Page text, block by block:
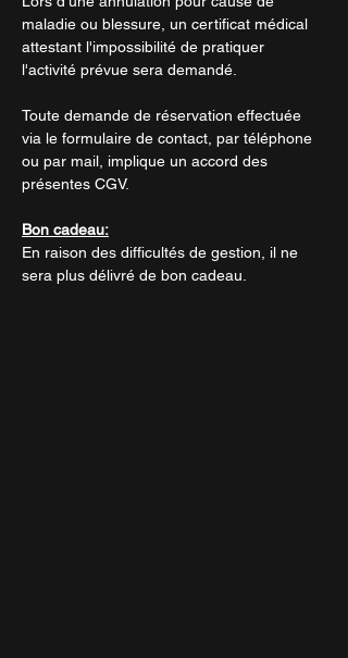
maladie ou blessure, un certificat médical
attestant l'impossibilité de pratiquer
l'activité prévue sera demandé.
Toute demande de réservation effectuée
via le formulaire de contact, par téléphone
ou par mail, implique un accord des
présentes CGV.
Bon cadeau:
En raison des difficultés de gestion, il ne
sera plus délivré de bon cadeau.